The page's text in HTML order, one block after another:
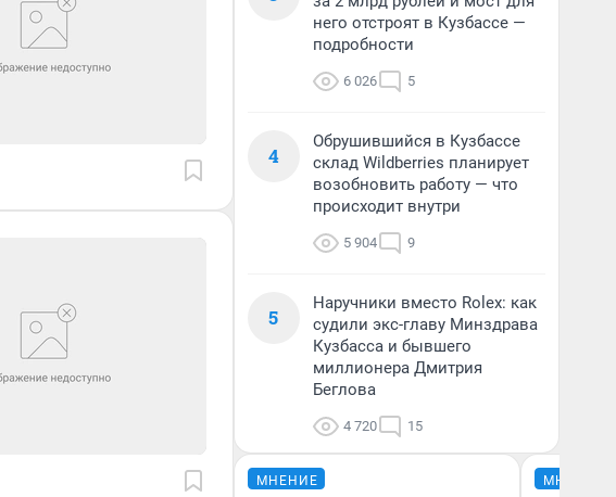
него отстроят в Кузбассе —
подробности
6 026 5
4
Обрушившийся в Кузбассе
склад Wildberries планирует
возобновить работу — что
происходит внутри
5 904 9
5
Наручники вместо Rolex: как
судили экс-главу Минздрава
Кузбасса и бывшего
миллионера Дмитрия
Беглова
4 720 15
МНЕНИЕ МНЕНИЕ